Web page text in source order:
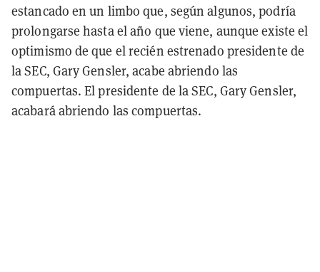
estancado en un limbo que, según algunos, podría
prolongarse hasta el año que viene, aunque existe el
optimismo de que el recién estrenado presidente de
la SEC, Gary Gensler, acabe abriendo las
compuertas. El presidente de la SEC, Gary Gensler,
acabará abriendo las compuertas.